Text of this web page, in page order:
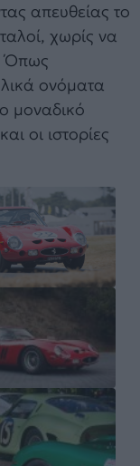
απευθείας το
χωρίς να
Όπως
ονόματα
μοναδικό
οι ιστορίες